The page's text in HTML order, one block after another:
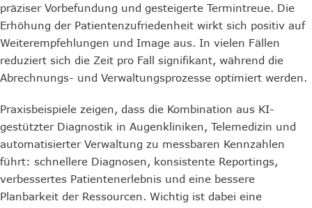
präziser Vorbefundung und gesteigerte Termintreue. Die
Erhöhung der Patientenzufriedenheit wirkt sich positiv auf
Weiterempfehlungen und Image aus. In vielen Fällen
reduziert sich die Zeit pro Fall signifikant, während die
Abrechnungs- und Verwaltungsprozesse optimiert werden.
Praxisbeispiele zeigen, dass die Kombination aus KI-
gestützter Diagnostik in Augenkliniken, Telemedizin und
automatisierter Verwaltung zu messbaren Kennzahlen
führt: schnellere Diagnosen, konsistente Reportings,
verbessertes Patientenerlebnis und eine bessere
Planbarkeit der Ressourcen. Wichtig ist dabei eine